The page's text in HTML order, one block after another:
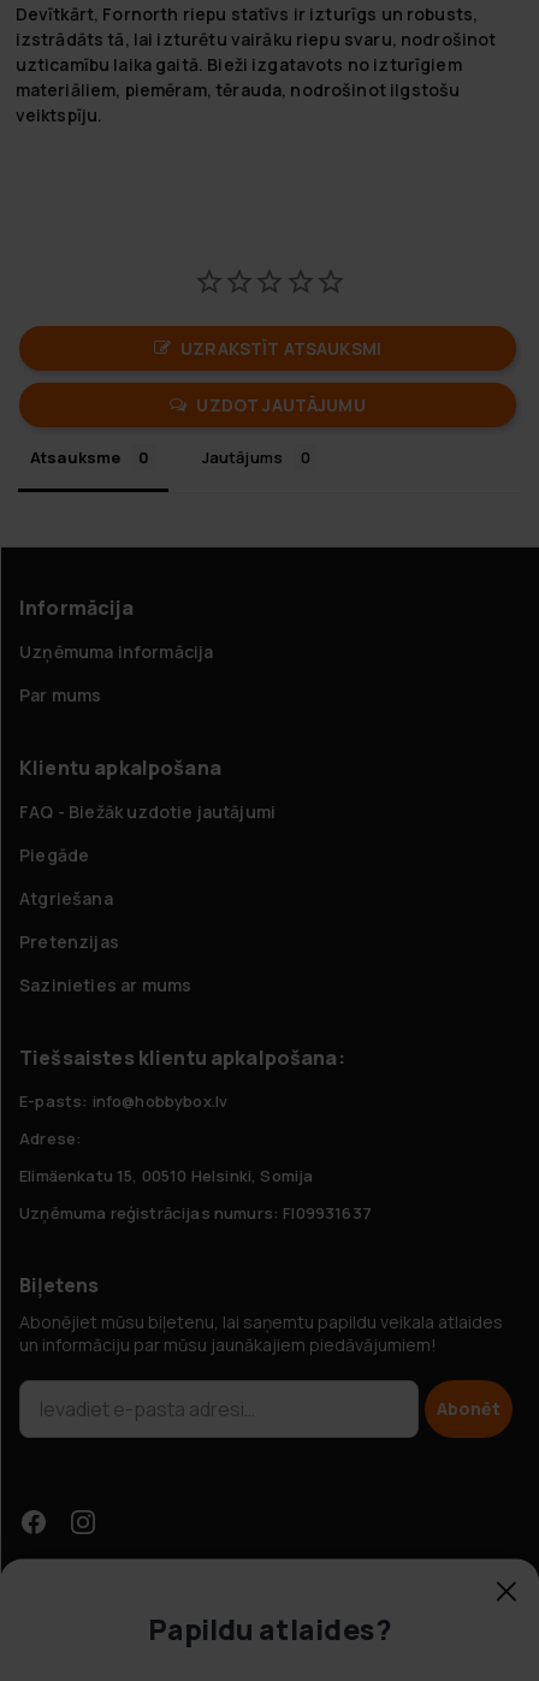
Devītkārt, Fornorth riepu statīvs ir izturīgs un robusts,
izstrādāts tā, lai izturētu vairāku riepu svaru, nodrošinot
uzticamību laika gaitā. Bieži izgatavots no izturīgiem
materiāliem, piemēram, tērauda, nodrošinot ilgstošu
veiktspīju.
UZRAKSTĪT ATSAUKSMI
UZDOT JAUTĀJUMU
Atsauksme Jautājums
Informācija
Uzņēmuma informācija
Par mums
Klientu apkalpošana
FAQ - Biežāk uzdotie jautājumi
Piegāde
Atgriešana
Pretenzijas
Sazinieties ar mums
Tiešsaistes klientu apkalpošana:
E-pasts: info@hobbybox.lv
Adrese:
Elimäenkatu 15, 00510 Helsinki, Somija
Uzņēmuma reģistrācijas numurs: FI09931637
Biļetens
Abonējiet mūsu biļetenu, lai saņemtu papildu veikala atlaides
un informāciju par mūsu jaunākajiem piedāvājumiem!
Abonēt
Papildu atlaides?